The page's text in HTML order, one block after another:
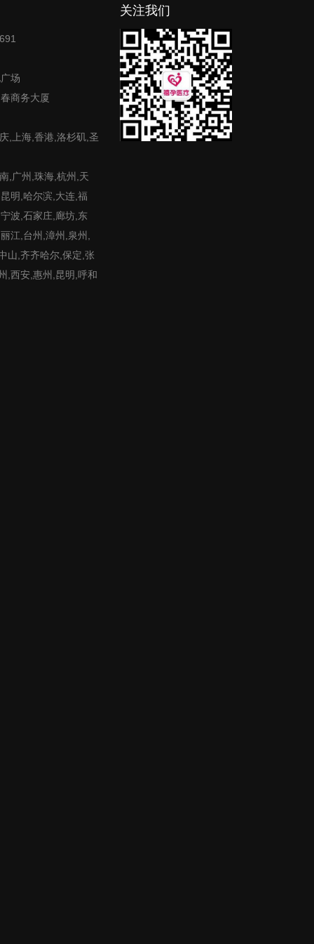
场
商务大厦
,上海,香港,洛杉矶,圣
,广州,珠海,杭州,天
明,哈尔滨,大连,福
波,石家庄,廊坊,东
江,台州,漳州,泉州,
山,齐齐哈尔,保定,张
,西安,惠州,昆明,呼和
关注我们